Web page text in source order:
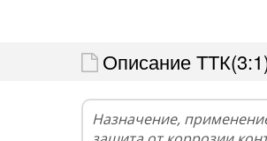
Описание
Назначение,